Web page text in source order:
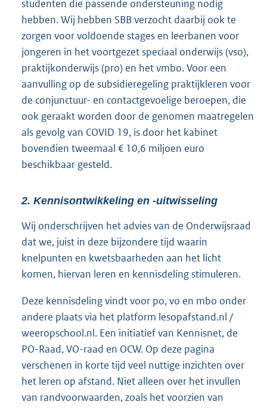
studenten die passende ondersteuning nodig
hebben. Wij hebben SBB verzocht daarbij ook te
zorgen voor voldoende stages en leerbanen voor
jongeren in het voortgezet speciaal onderwijs (vso),
praktijkonderwijs (pro) en het vmbo. Voor een
aanvulling op de subsidieregeling praktijkleren voor
de conjunctuur- en contactgevoelige beroepen, die
ook geraakt worden door de genomen maatregelen
als gevolg van COVID 19, is door het kabinet
bovendien tweemaal € 10,6 miljoen euro
beschikbaar gesteld.
2. Kennisontwikkeling en -uitwisseling
Wij onderschrijven het advies van de Onderwijsraad
dat we, juist in deze bijzondere tijd waarin
knelpunten en kwetsbaarheden aan het licht
komen, hiervan leren en kennisdeling stimuleren.
Deze kennisdeling vindt voor po, vo en mbo onder
andere plaats via het platform lesopafstand.nl /
weeropschool.nl. Een initiatief van Kennisnet, de
PO-Raad, VO-raad en OCW. Op deze pagina
verschenen in korte tijd veel nuttige inzichten over
het leren op afstand. Niet alleen over het invullen
van randvoorwaarden, zoals het voorzien van